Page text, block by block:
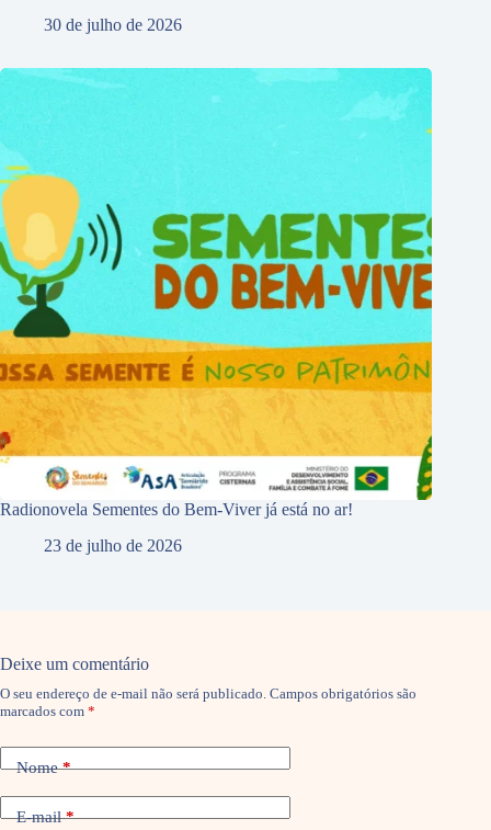
30 de julho de 2026
Radionovela Sementes do Bem-Viver já está no ar!
23 de julho de 2026
Deixe um comentário
O seu endereço de e-mail não será publicado. Campos obrigatórios são
marcados com *
Nome*
E-mail*